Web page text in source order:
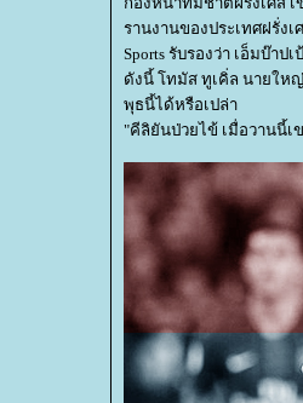
รานงานของประเทศฝรั่ง
Sports รับรองว่า เอ็มบ๊าป
ดังนี้ โทมัส ทูเคิ่ล นายให
พุธนี้ได้หรือเปล่า
"คีลิยันป่วยไข้ เมื่อวานนี้เ